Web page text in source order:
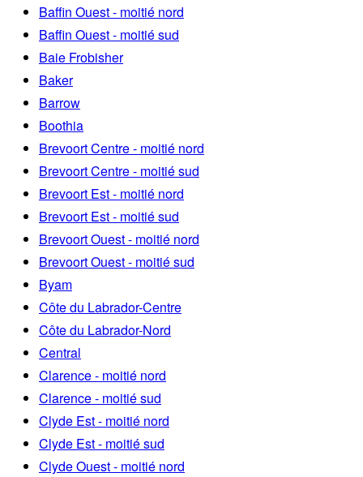
Baffin Ouest - moitié nord
Baffin Ouest - moitié sud
Baie Frobisher
Baker
Barrow
Boothia
Brevoort Centre - moitié nord
Brevoort Centre - moitié sud
Brevoort Est - moitié nord
Brevoort Est - moitié sud
Brevoort Ouest - moitié nord
Brevoort Ouest - moitié sud
Byam
Côte du Labrador-Centre
Côte du Labrador-Nord
Central
Clarence - moitié nord
Clarence - moitié sud
Clyde Est - moitié nord
Clyde Est - moitié sud
Clyde Ouest - moitié nord